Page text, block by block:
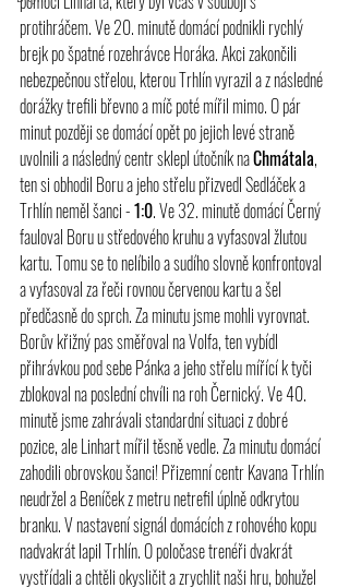
protihráčem. Ve 20. minutě domácí podnikli rychlý
brejk po špatné rozehrávce Horáka. Akci zakončili
nebezpečnou střelou, kterou Trhlín vyrazil a z následné
dorážky trefili břevno a míč poté mířil mimo. O pár
minut později se domácí opět po jejich levé straně
uvolnili a následný centr sklepl útočník na Chmátala,
ten si obhodil Boru a jeho střelu přizvedl Sedláček a
Trhlín neměl šanci - 1:0. Ve 32. minutě domácí Černý
fauloval Boru u středového kruhu a vyfasoval žlutou
kartu. Tomu se to nelíbilo a sudího slovně konfrontoval
a vyfasoval za řeči rovnou červenou kartu a šel
předčasně do sprch. Za minutu jsme mohli vyrovnat.
Borův křižný pas směřoval na Volfa, ten vybídl
přihrávkou pod sebe Pánka a jeho střelu mířící k tyči
zblokoval na poslední chvíli na roh Černický. Ve 40.
minutě jsme zahrávali standardní situaci z dobré
pozice, ale Linhart mířil těsně vedle. Za minutu domácí
zahodili obrovskou šanci! Přizemní centr Kavana Trhlín
neudržel a Beníček z metru netrefil úplně odkrytou
branku. V nastavení signál domácích z rohového kopu
nadvakrát lapil Trhlín. O poločase trenéři dvakrát
vystřídali a chtěli okysličit a zrychlit naši hru, bohužel